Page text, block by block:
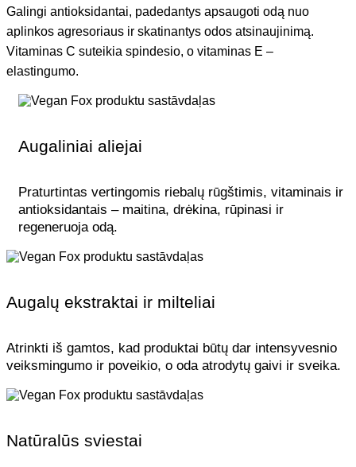
Galingi antioksidantai, padedantys apsaugoti odą nuo
aplinkos agresoriaus ir skatinantys odos atsinaujinimą.
Vitaminas C suteikia spindesio, o vitaminas E –
elastingumo.
Augaliniai aliejai
Praturtintas vertingomis riebalų rūgštimis, vitaminais ir
antioksidantais – maitina, drėkina, rūpinasi ir
regeneruoja odą.
Augalų ekstraktai ir milteliai
Atrinkti iš gamtos, kad produktai būtų dar intensyvesnio
veiksmingumo ir poveikio, o oda atrodytų gaivi ir sveika.
Natūralūs sviestai